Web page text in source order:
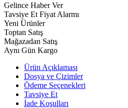
Gelince Haber Ver
Tavsiye Et Fiyat Alarmı
Yeni Ürünler
Toptan Satış
Mağazadan Satış
Aynı Gün Kargo
Ürün Açıklaması
Dosya ve Çizimler
Ödeme Seçenekleri
Tavsiye Et
İade Koşulları